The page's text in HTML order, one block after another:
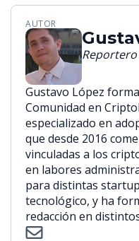
AUTOR
Reportero
Gustavo López
Comunidad en
especializado en
que desde 2016
vinculadas a los
en labores
para distintas
tecnológico, y ha
redacción en